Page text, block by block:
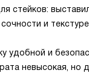
стейков:
и
удобной и
невысокая, но